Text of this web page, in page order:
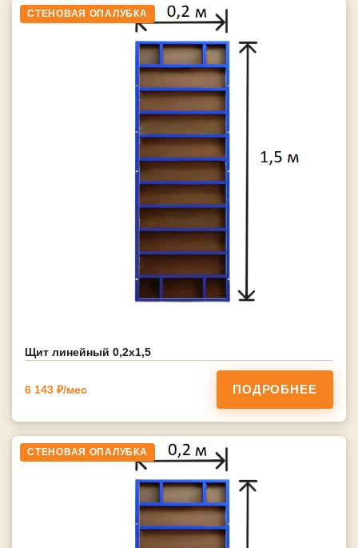
СТЕНОВАЯ ОПАЛУБКА
Щит линейный 0,2х1,5
6 143 ₽/мес ПОДРОБНЕЕ
СТЕНОВАЯ ОПАЛУБКА